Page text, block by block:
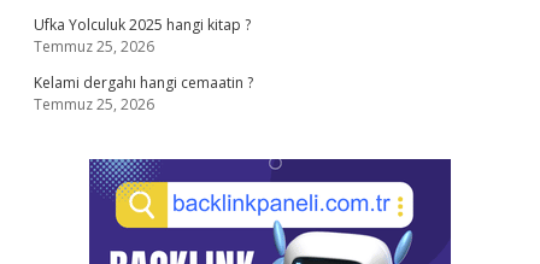
Ufka Yolculuk 2025 hangi kitap ?
Temmuz 25, 2026
Kelami dergahı hangi cemaatin ?
Temmuz 25, 2026